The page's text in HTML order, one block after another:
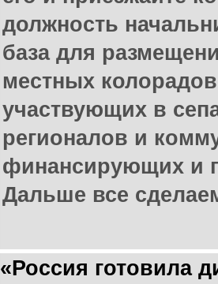
должность
база для
местных
участвующих в
регионалов и
финансирующих и
Дальше все
«Россия готовила